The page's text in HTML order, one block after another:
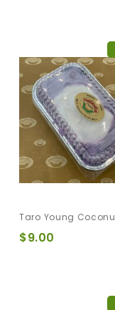
$9.00